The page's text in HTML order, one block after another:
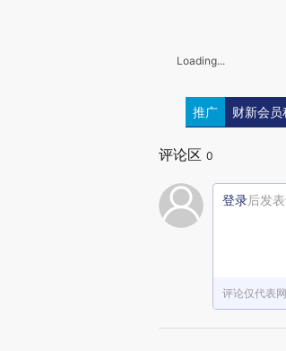
Loading...
推广 财新会员
评论区 0
登录后发
评论仅代表